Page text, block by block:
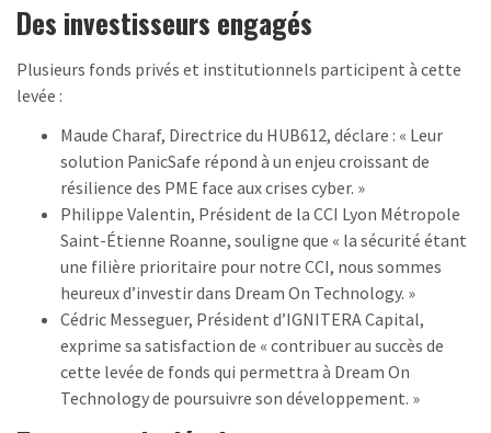
Des investisseurs engagés
Plusieurs fonds privés et institutionnels participent à cette
levée :
Maude Charaf, Directrice du HUB612, déclare : « Leur
solution PanicSafe répond à un enjeu croissant de
résilience des PME face aux crises cyber. »
Philippe Valentin, Président de la CCI Lyon Métropole
Saint-Étienne Roanne, souligne que « la sécurité étant
une filière prioritaire pour notre CCI, nous sommes
heureux d’investir dans Dream On Technology. »
Cédric Messeguer, Président d’IGNITERA Capital,
exprime sa satisfaction de « contribuer au succès de
cette levée de fonds qui permettra à Dream On
Technology de poursuivre son développement. »